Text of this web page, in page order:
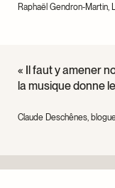
Raphaël Gendron-Martin,
« Il faut y amener
la musique donne
Claude Deschênes,